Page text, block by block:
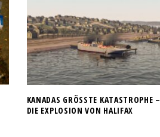
KANADAS GRÖSSTE KATASTROPHE – D
IE EXPLOSION VON HALIFAX